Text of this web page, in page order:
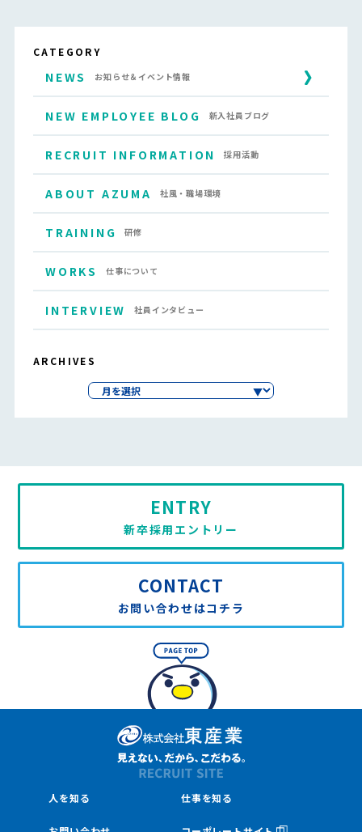
CATEGORY
NEWS お知らせ＆イベント情報
NEW EMPLOYEE BLOG 新入社員ブログ
RECRUIT INFORMATION 採用活動
ABOUT AZUMA 社風・職場環境
TRAINING 研修
WORKS 仕事について
INTERVIEW 社員インタビュー
ARCHIVES
CONTACT
お問い合わせはコチラ
ENTRY
新卒採用エントリー
人を知る 仕事を知る